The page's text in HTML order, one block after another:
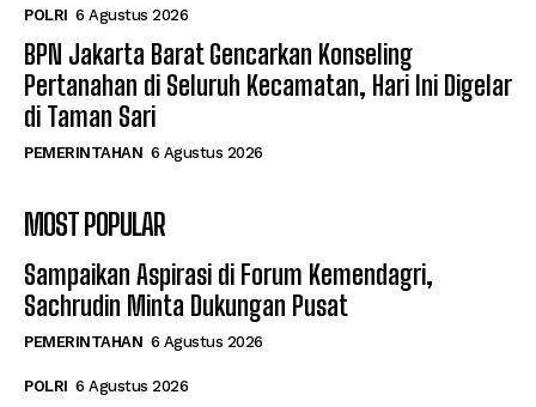
POLRI 6 Agustus 2026
BPN Jakarta Barat Gencarkan Konseling
Pertanahan di Seluruh Kecamatan, Hari Ini Digelar
di Taman Sari
PEMERINTAHAN 6 Agustus 2026
MOST POPULAR
Sampaikan Aspirasi di Forum Kemendagri,
Sachrudin Minta Dukungan Pusat
PEMERINTAHAN 6 Agustus 2026
POLRI 6 Agustus 2026